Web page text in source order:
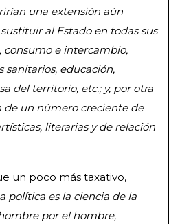
una extensión aún
al Estado en todas sus
consumo e intercambio,
sanitarios, educación,
del territorio, etc.; y, por otra
de un número creciente de
literarias y de relación
un poco más taxativo,
política es la ciencia de la
por el hombre,